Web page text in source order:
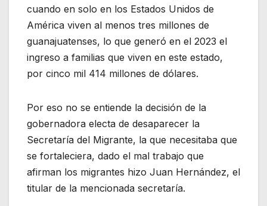
cuando en solo en los Estados Unidos de
América viven al menos tres millones de
guanajuatenses, lo que generó en el 2023 el
ingreso a familias que viven en este estado,
por cinco mil 414 millones de dólares.
Por eso no se entiende la decisión de la
gobernadora electa de desaparecer la
Secretaría del Migrante, la que necesitaba que
se fortaleciera, dado el mal trabajo que
afirman los migrantes hizo Juan Hernández, el
titular de la mencionada secretaría.